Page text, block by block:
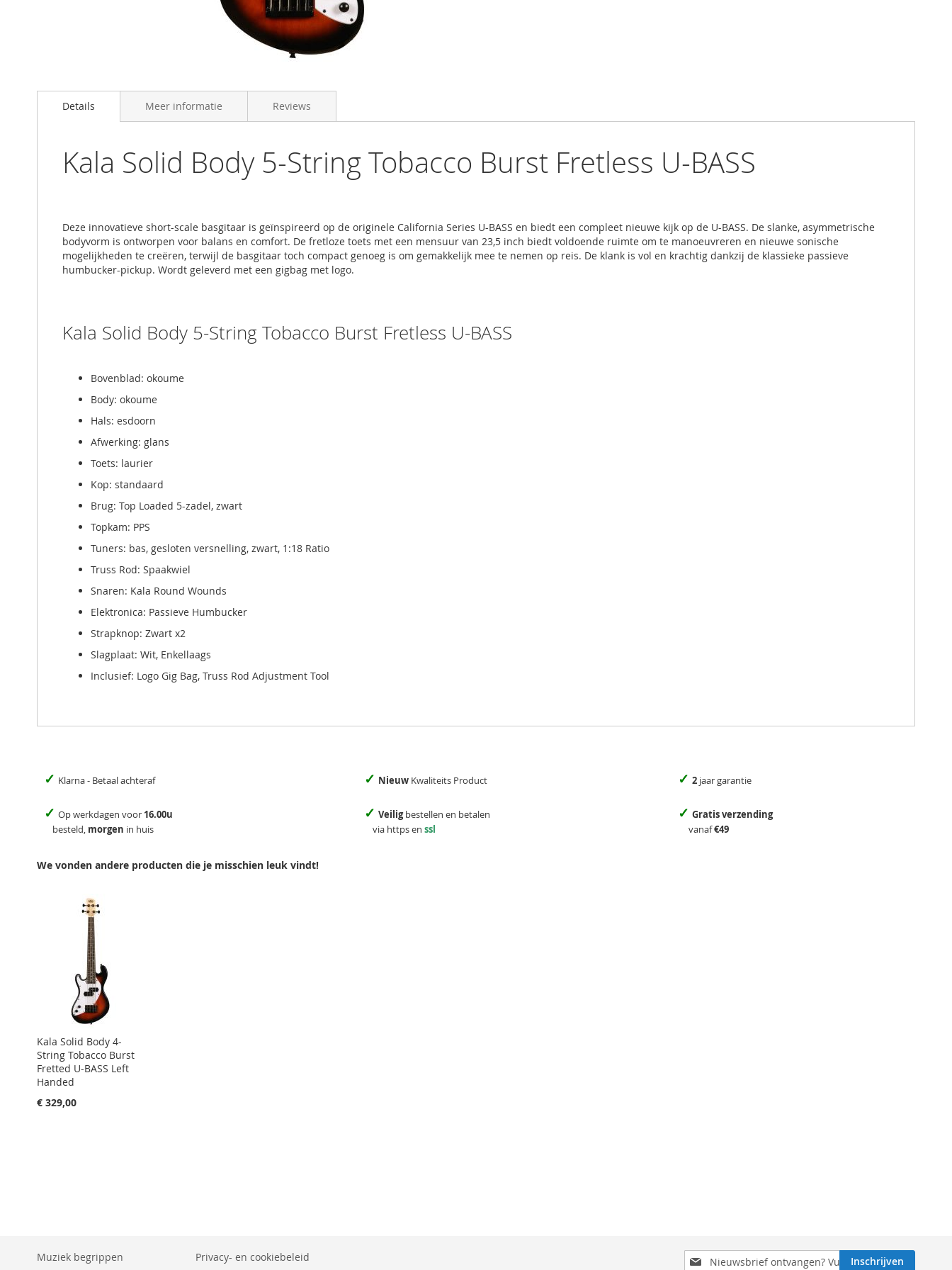
to
images
Details
Kala Solid Body 5-String Tobacco Burst Fretless U-BASS
Deze innovatieve short-scale basgitaar is geïnspireerd op de originele California Series U-BASS en biedt een compleet nieuwe kijk op de U-BASS. De slanke, asymmetrische
bodyvorm is ontworpen voor balans en comfort. De fretloze toets met een mensuur van 23,5 inch biedt voldoende ruimte om te manoeuvreren en nieuwe sonische
mogelijkheden te creëren, terwijl de basgitaar toch compact genoeg is om gemakkelijk mee te nemen op reis. De klank is vol en krachtig dankzij de klassieke passieve
humbucker-pickup. Wordt geleverd met een gigbag met logo.
Kala Solid Body 5-String Tobacco Burst Fretless U-BASS
Bovenblad: okoume
Body: okoume
Hals: esdoorn
Afwerking: glans
Toets: laurier
Kop: standaard
Brug: Top Loaded 5-zadel, zwart
Topkam: PPS
Tuners: bas, gesloten versnelling, zwart, 1:18 Ratio
Truss Rod: Spaakwiel
Snaren: Kala Round Wounds
Elektronica: Passieve Humbucker
Strapknop: Zwart x2
Slagplaat: Wit, Enkellaags
Inclusief: Logo Gig Bag, Truss Rod Adjustment Tool
Meer informatie Reviews
✓ Klarna - Betaal achteraf ✓ Nieuw Kwaliteits Product ✓ 2 jaar garantie
✓ Op werkdagen voor 16.00u
besteld, morgen in huis
✓ Veiligbestellen en betalen
via https en ssl
✓ Gratis verzending
vanaf€49
We vonden andere producten die je misschien leuk vindt!
Kala Solid Body 4-
String Tobacco Burst
Fretted U-BASS Left
Handed
€ 329,00
Schrijf
Inschrijven
Muziek begrippen
Privacy- en cookiebeleid